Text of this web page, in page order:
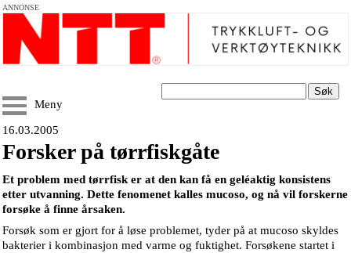
ANNONSE
Søk
Meny
16.03.2005
Forsker på tørrfiskgåte
Et problem med tørrfisk er at den kan få en geléaktig konsistens
etter utvanning. Dette fenomenet kalles mucoso, og nå vil forskerne
forsøke å finne årsaken.
Forsøk som er gjort for å løse problemet, tyder på at mucoso skyldes
bakterier i kombinasjon med varme og fuktighet. Forsøkene startet i